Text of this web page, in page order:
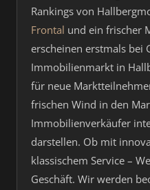
Rankings von
Frontal und ein frischer
erscheinen erstmals bei
Immobilienmarkt in
für neue
frischen Wind in den
Immobilienverkäufer
darstellen. Ob mit
klassischem Service –
Geschäft. Wir werden